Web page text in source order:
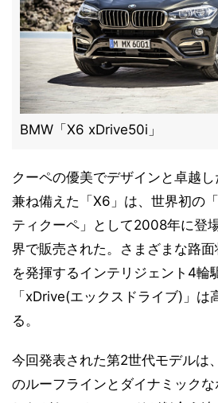
BMW「X6 xDrive50i」
クーペの優美でデザインと卓越
兼ね備えた「X6」は、世界初の
ティクーペ」として2008年に登
界で販売された。さまざまな路
を発揮するインテリジェント4輪
「xDrive(エックスドライブ)」は
る。
今回発表された第2世代モデルは
のルーフラインとダイナミック